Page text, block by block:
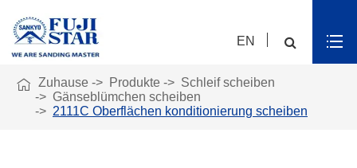
EN
 Zuhause Produkte
Schleif scheiben
Gänseblümchen scheiben
2111C Oberflächen konditionierung scheiben